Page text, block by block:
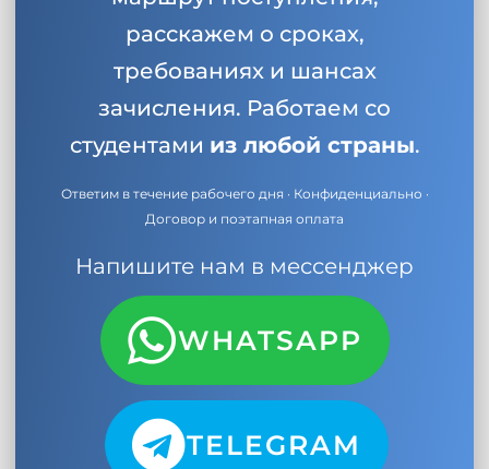
расскажем о сроках,
требованиях и шансах
зачисления. Работаем со
студентами из любой страны.
Ответим в течение рабочего дня · Конфиденциально ·
Договор и поэтапная оплата
Напишите нам в мессенджер
WHATSAPP
TELEGRAM